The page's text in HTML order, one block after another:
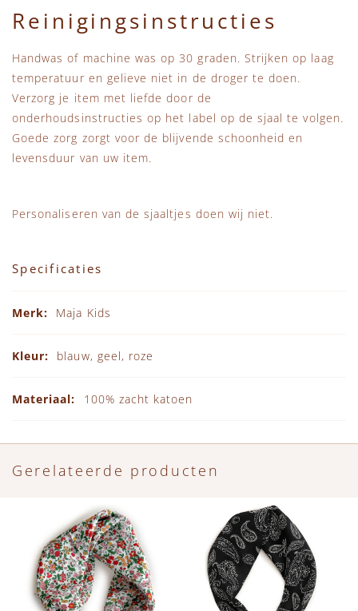
Reinigingsinstructies
Handwas of machine was op 30 graden. Strijken op laag
temperatuur en gelieve niet in de droger te doen.
Verzorg je item met liefde door de
onderhoudsinstructies op het label op de sjaal te volgen.
Goede zorg zorgt voor de blijvende schoonheid en
levensduur van uw item.
Personaliseren van de sjaaltjes doen wij niet.
Specificaties
Maja Kids
blauw, geel, roze
100% zacht katoen
Gerelateerde producten